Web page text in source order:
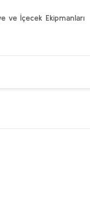
ve İçecek Ekipmanları